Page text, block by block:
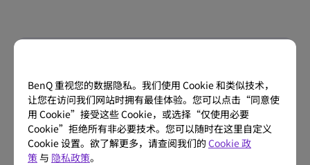
BenQ 重视您的数据隐私。我们使用 Cookie 和类似技术，
让您在访问我们网站时拥有最佳体验。您可以点击“同意使
用 Cookie”接受这些 Cookie，或选择“仅使用必要
Cookie”拒绝所有非必要技术。您可以随时在这里自定义
Cookie 设置。欲了解更多，请查阅我们的 Cookie 政
策 与 隐私政策。
问题解答
常见问题